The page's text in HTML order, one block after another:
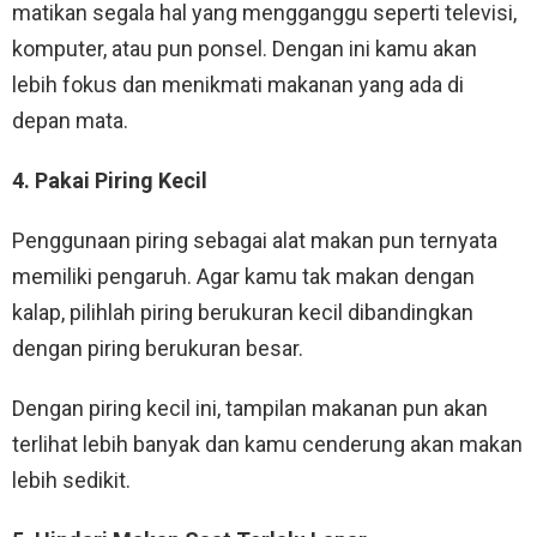
matikan segala hal yang mengganggu seperti televisi,
komputer, atau pun ponsel. Dengan ini kamu akan
lebih fokus dan menikmati makanan yang ada di
depan mata.
4. Pakai Piring Kecil
Penggunaan piring sebagai alat makan pun ternyata
memiliki pengaruh. Agar kamu tak makan dengan
kalap, pilihlah piring berukuran kecil dibandingkan
dengan piring berukuran besar.
Dengan piring kecil ini, tampilan makanan pun akan
terlihat lebih banyak dan kamu cenderung akan makan
lebih sedikit.